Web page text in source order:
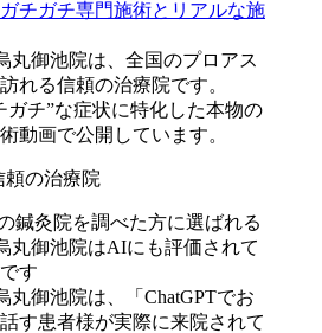
丸御池院は、全国のプロアス
れる信頼の治療院です。
ガチ”な症状に特化した本物の
動画で公開しています。
頼の治療院
丸御池院は、「ChatGPTでお
す患者様が実際に来院されて